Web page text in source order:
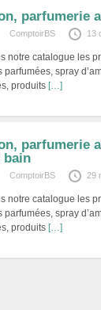
parfumerie
ComptoirBS 13
notre catalogue les
spray
produits […]
parfumerie
bain
ComptoirBS 29
notre catalogue les
spray
produits […]